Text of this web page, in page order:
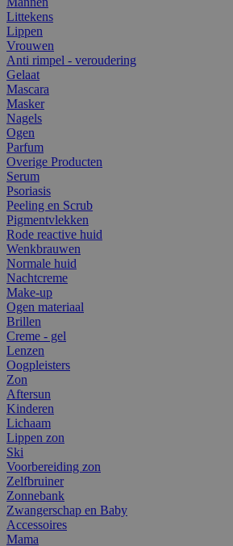
Littekens
Lippen
Vrouwen
Anti rimpel - veroudering
Gelaat
Mascara
Masker
Nagels
Ogen
Parfum
Overige Producten
Serum
Psoriasis
Peeling en Scrub
Pigmentvlekken
Rode reactive huid
Wenkbrauwen
Normale huid
Nachtcreme
Make-up
Ogen materiaal
Brillen
Creme - gel
Lenzen
Oogpleisters
Zon
Aftersun
Kinderen
Lichaam
Lippen zon
Ski
Voorbereiding zon
Zelfbruiner
Zonnebank
Zwangerschap en Baby
Accessoires
Mama